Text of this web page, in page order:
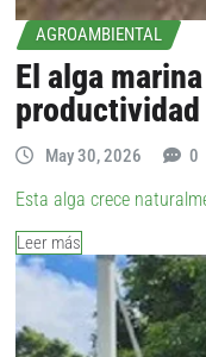
AGROAMBIENTAL
El alga
productividad
May 30, 2026 0
Esta alga crece
Leer más